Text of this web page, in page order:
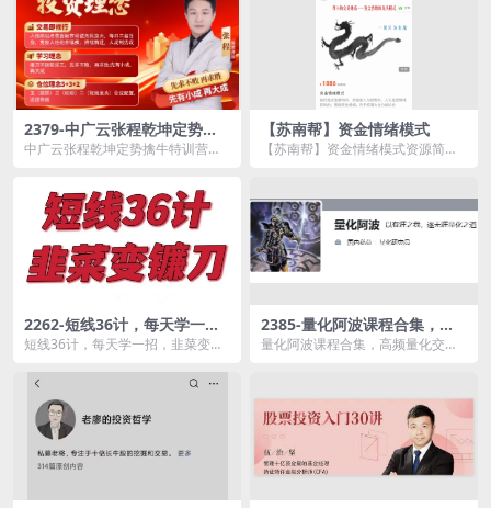
2379-中广云张程乾坤定势擒
牛特训营公开课7节+指标
中广云张程乾坤定势擒牛特训营公
【苏南帮】资金情绪模式
【苏南帮】资金情绪模式资源简
2262-短线36计，每天学一
招，韭菜变镰刀！
短线36计，每天学一招，韭菜变镰
2385-量化阿波课程合集，高
频量化交易框架与策略研究
量化阿波课程合集，高频量化交易